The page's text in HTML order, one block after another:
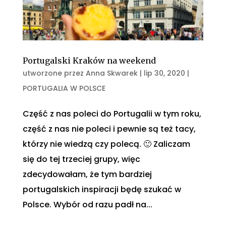
Portugalski Kraków na weekend
utworzone przez Anna Skwarek| lip 30, 2020 |
PORTUGALIA W POLSCE
Część z nas poleci do Portugalii w tym roku,
część z nas nie poleci i pewnie są też tacy,
którzy nie wiedzą czy polecą. 🙂 Zaliczam
się do tej trzeciej grupy, więc
zdecydowałam, że tym bardziej
portugalskich inspiracji będę szukać w
Polsce. Wybór od razu padł na...